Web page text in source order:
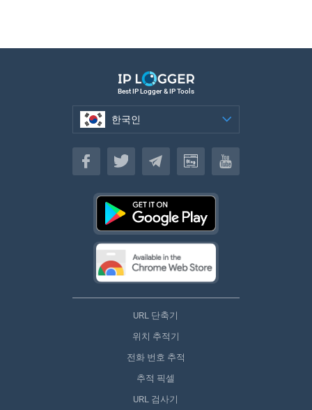
Best IP Logger & IP Tools
한국인
한국인
URL 단축기
위치 추적기
전화 번호 추적
추적 픽셀
URL 검사기